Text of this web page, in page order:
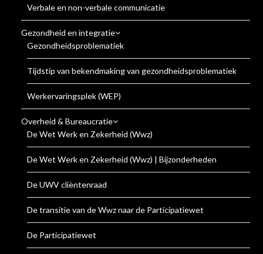
Verbale en non-verbale communicatie
Gezondheid en integratie
Gezondheidsproblematiek
Tijdstip van bekendmaking van gezondheidsproblematiek
Werkervaringsplek (WEP)
Overheid & Bureaucratie
De Wet Werk en Zekerheid (Wwz)
De Wet Werk en Zekerheid (Wwz) | Bijzonderheden
De UWV cliëntenraad
De transitie van de Wwz naar de Participatiewet
De Participatiewet